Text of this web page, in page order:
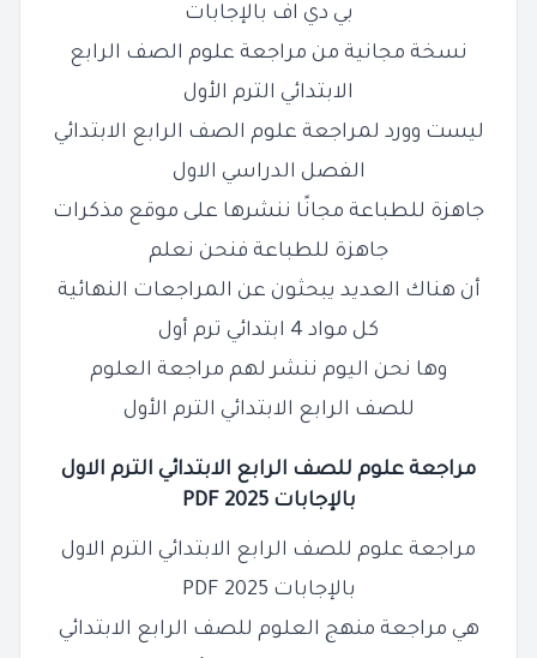
بي دي اف بالإجابات
نسخة مجانية من مراجعة علوم الصف الرابع
الابتدائي الترم الأول
ليست وورد لمراجعة علوم الصف الرابع الابتدائي
الفصل الدراسي الاول
جاهزة للطباعة مجانًا ننشرها على موقع مذكرات
جاهزة للطباعة فنحن نعلم
أن هناك العديد يبحثون عن المراجعات النهائية
كل مواد 4 ابتدائي ترم أول
وها نحن اليوم ننشر لهم مراجعة العلوم
للصف الرابع الابتدائي الترم الأول
مراجعة علوم للصف الرابع الابتدائي الترم الاول
بالإجابات 2025 PDF
مراجعة علوم للصف الرابع الابتدائي الترم الاول
بالإجابات 2025 PDF
هي مراجعة منهج العلوم للصف الرابع الابتدائي